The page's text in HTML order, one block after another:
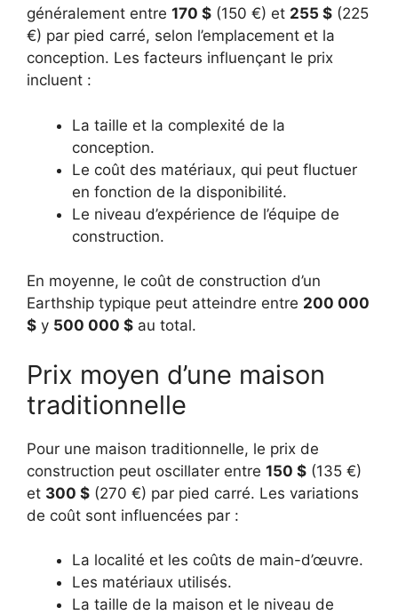
généralement entre 170 $ (150 €) et 255 $ (225
€) par pied carré, selon l’emplacement et la
conception. Les facteurs influençant le prix
incluent :
La taille et la complexité de la
conception.
Le coût des matériaux, qui peut fluctuer
en fonction de la disponibilité.
Le niveau d’expérience de l’équipe de
construction.
En moyenne, le coût de construction d’un
Earthship typique peut atteindre entre 200 000
$ y 500 000 $ au total.
Prix moyen d’une maison
traditionnelle
Pour une maison traditionnelle, le prix de
construction peut oscillater entre 150 $ (135 €)
et 300 $ (270 €) par pied carré. Les variations
de coût sont influencées par :
La localité et les coûts de main-d’œuvre.
Les matériaux utilisés.
La taille de la maison et le niveau de